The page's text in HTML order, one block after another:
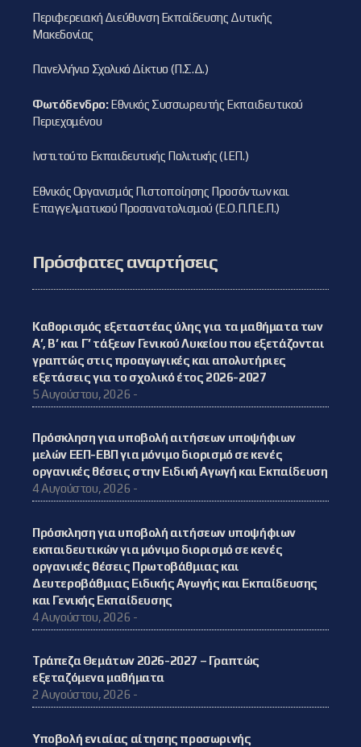
Περιφερειακή Διεύθυνση Εκπαίδευσης Δυτικής
Μακεδονίας
Πανελλήνιο Σχολικό Δίκτυο (Π.Σ.Δ.)
Φωτόδενδρο:Εθνικός Συσσωρευτής Εκπαιδευτικού
Περιεχομένου
Ινστιτούτο Εκπαιδευτικής Πολιτικής (Ι.ΕΠ.)
Εθνικός Οργανισμός Πιστοποίησης Προσόντων και
Επαγγελματικού Προσανατολισμού (Ε.Ο.Π.Π.Ε.Π.)
Πρόσφατες αναρτήσεις
Καθορισμός εξεταστέας ύλης για τα μαθήματα των
Α’, Β’ και Γ’ τάξεων Γενικού Λυκείου που εξετάζονται
γραπτώς στις προαγωγικές και απολυτήριες
εξετάσεις για το σχολικό έτος 2026-2027
5 Αυγούστου, 2026 -
Πρόσκληση για υποβολή αιτήσεων υποψήφιων
μελών ΕΕΠ-ΕΒΠ για μόνιμο διορισμό σε κενές
οργανικές θέσεις στην Ειδική Αγωγή και Εκπαίδευση
4 Αυγούστου, 2026 -
Πρόσκληση για υποβολή αιτήσεων υποψήφιων
εκπαιδευτικών για μόνιμο διορισμό σε κενές
οργανικές θέσεις Πρωτοβάθμιας και
Δευτεροβάθμιας Ειδικής Αγωγής και Εκπαίδευσης
και Γενικής Εκπαίδευσης
4 Αυγούστου, 2026 -
Τράπεζα Θεμάτων 2026-2027 – Γραπτώς
εξεταζόμενα μαθήματα
2 Αυγούστου, 2026 -
Υποβολή ενιαίας αίτησης προσωρινής